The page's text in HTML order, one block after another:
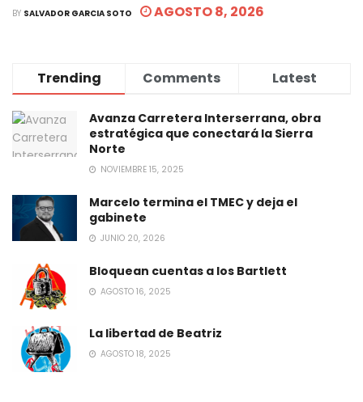
BY SALVADOR GARCIA SOTO AGOSTO 8, 2026
Trending Comments Latest
Avanza Carretera Interserrana, obra
estratégica que conectará la Sierra
Norte
NOVIEMBRE 15, 2025
Marcelo termina el TMEC y deja el
gabinete
JUNIO 20, 2026
Bloquean cuentas a los Bartlett
AGOSTO 16, 2025
La libertad de Beatriz
AGOSTO 18, 2025